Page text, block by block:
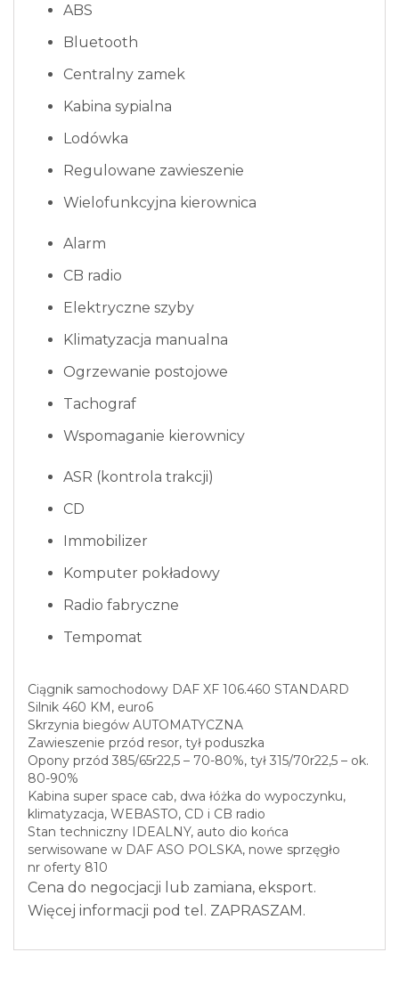
ABS
Bluetooth
Centralny zamek
Kabina sypialna
Lodówka
Regulowane zawieszenie
Wielofunkcyjna kierownica
Alarm
CB radio
Elektryczne szyby
Klimatyzacja manualna
Ogrzewanie postojowe
Tachograf
Wspomaganie kierownicy
ASR (kontrola trakcji)
CD
Immobilizer
Komputer pokładowy
Radio fabryczne
Tempomat
Ciągnik samochodowy DAF XF 106.460 STANDARD
Silnik 460 KM, euro6
Skrzynia biegów AUTOMATYCZNA
Zawieszenie przód resor, tył poduszka
Opony przód 385/65r22,5 – 70-80%, tył 315/70r22,5 – ok.
80-90%
Kabina super space cab, dwa łóżka do wypoczynku,
klimatyzacja, WEBASTO, CD i CB radio
Stan techniczny IDEALNY, auto dio końca
serwisowane w DAF ASO POLSKA, nowe sprzęgło
nr oferty 810
Cena do negocjacji lub zamiana, eksport.
Więcej informacji pod tel. ZAPRASZAM.